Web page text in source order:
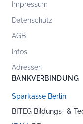
Impressum
Datenschutz
AGB
Infos
Adressen
BANKVERBINDUNG
Sparkasse Berlin
BITEG Bildungs- &